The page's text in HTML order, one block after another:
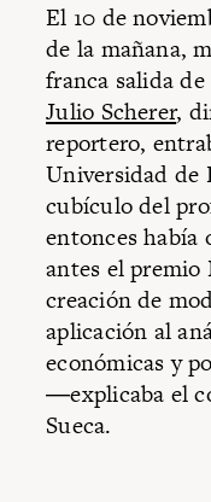
El 10 de
de la mañana,
franca salida
Julio Scherer,
reportero,
Universidad de
cubículo del
entonces había
antes el premio
creación de
aplicación al
económicas y
―explicaba el
Sueca.